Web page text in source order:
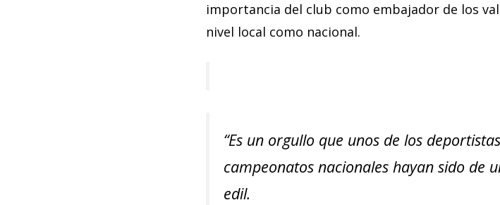
importancia del club como embajador de los
nivel local como nacional.
“Es un orgullo que unos de los
campeonatos nacionales hayan sido de
edil.